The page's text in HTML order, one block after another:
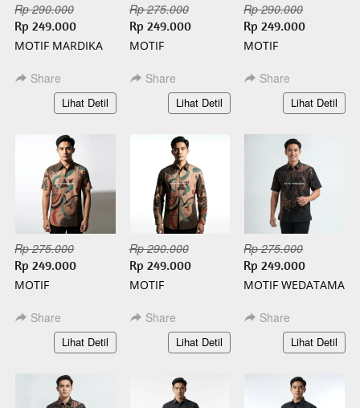
Rp 290.000
Rp 249.000
MOTIF MARDIKA
SLIMFIT
Share
`Lihat Detil
Rp 275.000
Rp 249.000
MOTIF
PENDEK BATIK
SLIMFIT
Share
`
Lihat Detil
Rp 290.000
Rp 249.000
MOTIF
PANJANG BATIK
SLIMFIT
Share
`Lihat Detil
Rp 275.000
Rp 249.000
MOTIF
PENDEK BATIK
SLIMFIT
Share
`Lihat Detil
Rp 290.000
Rp 249.000
MOTIF
PANJANG BATIK
SLIMFIT
Share
`
Lihat Detil
Rp 275.000
Rp 249.000
MOTIF WEDATAMA
SLIMFIT
Share
`Lihat Detil